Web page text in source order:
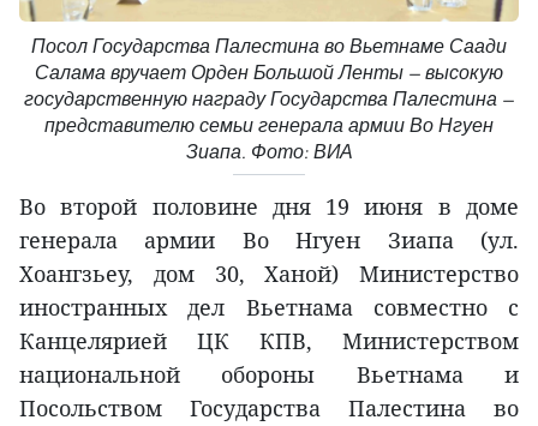
Посол Государства Палестина во Вьетнаме Саади
Салама вручает Орден Большой Ленты — высокую
государственную награду Государства Палестина —
представителю семьи генерала армии Во Нгуен
Зиапа. Фото: ВИА
Во второй половине дня 19 июня в доме
генерала армии Во Нгуен Зиапа (ул.
Хоангзьеу, дом 30, Ханой) Министерство
иностранных дел Вьетнама совместно с
Канцелярией ЦК КПВ, Министерством
национальной обороны Вьетнама и
Посольством Государства Палестина во